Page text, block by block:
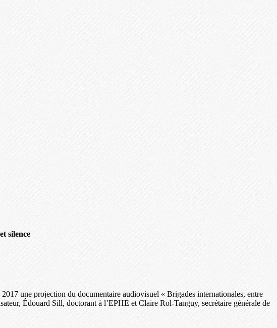
silence
une projection du documentaire audiovisuel « Brigades internationales, entre
Édouard Sill, doctorant à l’EPHE et Claire Rol-Tanguy, secrétaire générale de